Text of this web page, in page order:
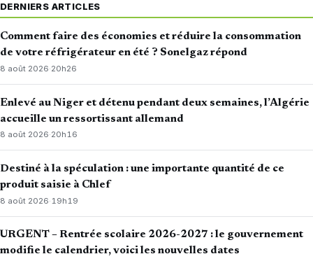
DERNIERS ARTICLES
Comment faire des économies et réduire la consommation
de votre réfrigérateur en été ? Sonelgaz répond
8 août 2026·20h26
Enlevé au Niger et détenu pendant deux semaines, l’Algérie
accueille un ressortissant allemand
8 août 2026·20h16
Destiné à la spéculation : une importante quantité de ce
produit saisie à Chlef
8 août 2026·19h19
URGENT – Rentrée scolaire 2026-2027 : le gouvernement
modifie le calendrier, voici les nouvelles dates